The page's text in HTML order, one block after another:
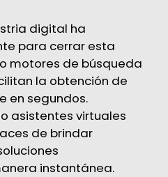
digital ha
para cerrar esta
motores de búsqueda
la obtención de
en segundos.
asistentes virtuales
de brindar
instantánea.